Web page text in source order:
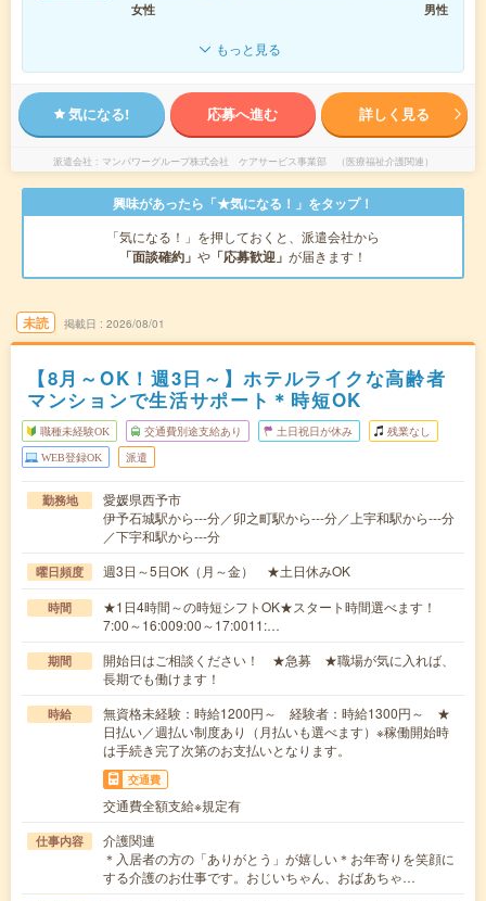
女性
男性
もっと見る
気になる! 応募へ進む 詳しく見る
派遣会社 マンパワーグループ株式会社 ケアサービス事業部 （医療福祉介護関連）
興味があったら「★気になる！」をタップ！
「気になる！」を押しておくと、派遣会社から
「面談確約」 や 「応募歓迎」 が届きます！
未読 掲載日 2026/08/01
【8月～OK！週3日～】ホテルライクな高齢者
マンションで生活サポート＊時短OK
職種未経験OK 交通費別途支給あり 土日祝日が休み 残業なし
WEB登録OK 派遣
勤務地
愛媛県西予市
伊予石城駅から---分／卯之町駅から---分／上宇和駅から---分
／下宇和駅から---分
曜日頻度 週3日～5日OK（月～金） ★土日休みOK
時間
★1日4時間～の時短シフトOK★スタート時間選べます！
7:00～16:009:00～17:0011:…
期間
開始日はご相談ください！ ★急募 ★職場が気に入れば、
長期でも働けます！
時給
無資格未経験：時給1200円～ 経験者：時給1300円～ ★
日払い／週払い制度あり（月払いも選べます）※稼働開始時
は手続き完了次第のお支払いとなります。
交通費
交通費全額支給※規定有
仕事内容
介護関連
＊入居者の方の「ありがとう」が嬉しい＊お年寄りを笑顔に
する介護のお仕事です。おじいちゃん、おばあちゃ…